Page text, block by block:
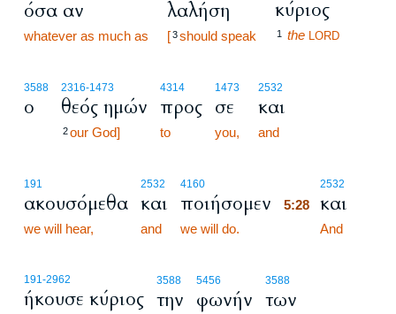
όσα αν
whatever as much as
λαλήση
[3should speak
κύριος
1 the LORD
3588
ο
2316-1473
θεός ημών
2our God]
4314
προς
to
1473
σε
you,
2532
και
and
191
ακουσόμεθα
we will hear,
2532
και
and
4160
ποιήσομεν
we will do.
2532
5:28 και
And
191-2962
ήκουσε κύριος
3588
την
5456
φωνήν
3588
των